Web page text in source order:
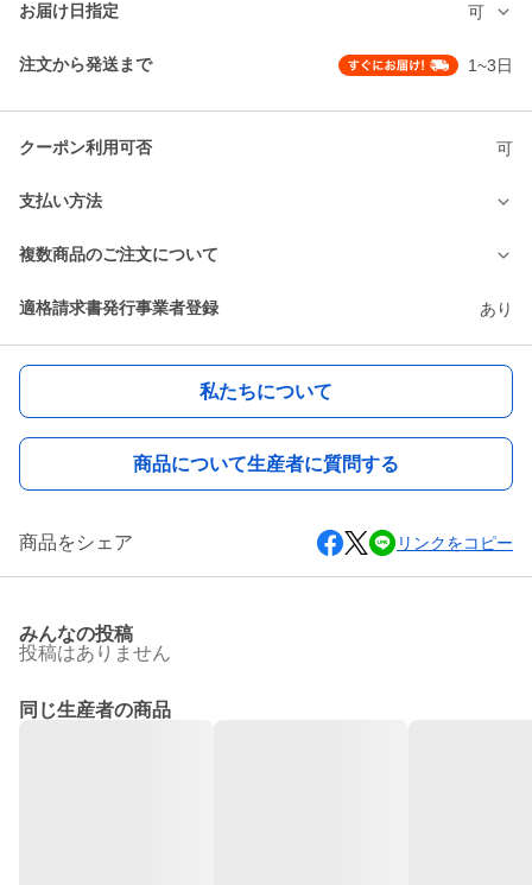
お届け日指定 可
注文から発送まで 1~3日
クーポン利用可否 可
支払い方法
複数商品のご注文について
適格請求書発行事業者登録 あり
私たちについて
商品について生産者に質問する
商品をシェア リンクをコピー
みんなの投稿
投稿はありません
同じ生産者の商品